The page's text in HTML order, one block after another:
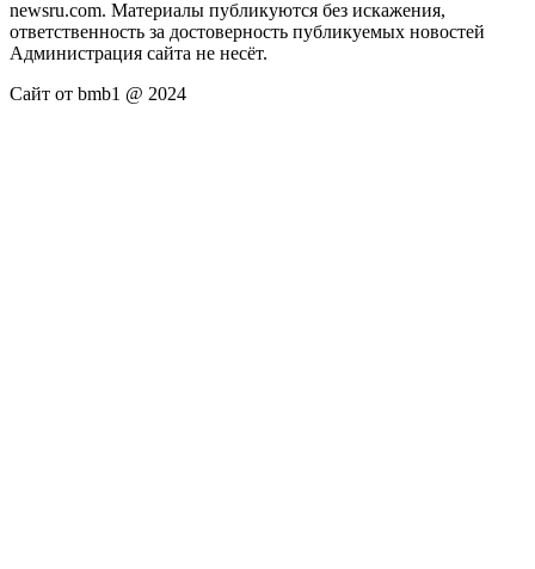
newsru.com. Материалы публикуются без искажения,
ответственность за достоверность публикуемых новостей
Администрация сайта не несёт.
Сайт от bmb1 @ 2024